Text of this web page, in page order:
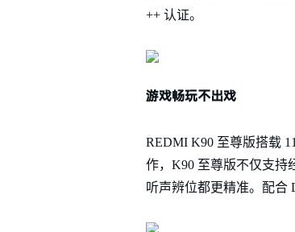
++ 认证。
游戏畅玩不出戏
REDMI K90 至尊版搭载
作，K90 至尊版不仅支持
听声辨位都更精准。配合